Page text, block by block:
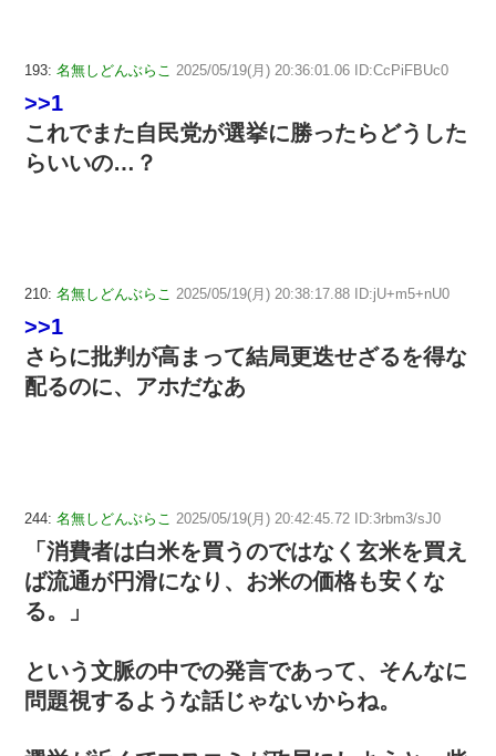
193: 名無しどんぶらこ 2025/05/19(月) 20:36:01.06 ID:CcPiFBUc0
>>1
これでまた自民党が選挙に勝ったらどうした
らいいの…？
210: 名無しどんぶらこ 2025/05/19(月) 20:38:17.88 ID:jU+m5+nU0
>>1
さらに批判が高まって結局更迭せざるを得な
配るのに、アホだなあ
244: 名無しどんぶらこ 2025/05/19(月) 20:42:45.72 ID:3rbm3/sJ0
「消費者は白米を買うのではなく玄米を買え
ば流通が円滑になり、お米の価格も安くな
る。」
という文脈の中での発言であって、そんなに
問題視するような話じゃないからね。